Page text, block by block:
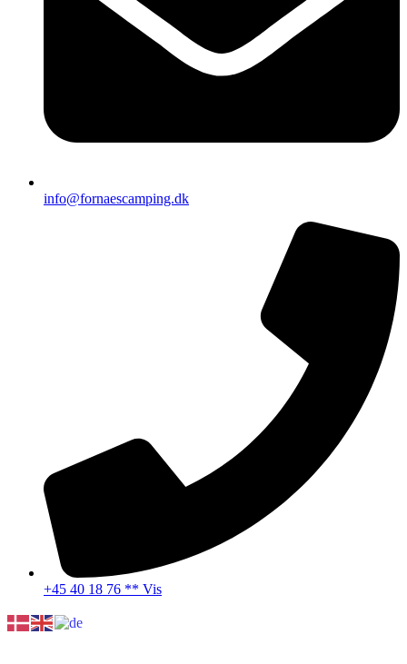
info@fornaescamping.dk
+45 40 18 76 ** Vis